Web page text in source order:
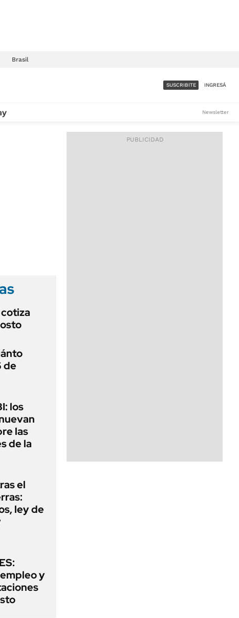
Brasil
ACCESO FULL - $1.800/MES
SUSCRIBITE INGRESÁ
Newsletter
de
los
las
de la
el
ley de
y